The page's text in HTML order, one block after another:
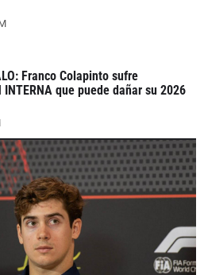
Franco Colapinto sufre
INTERNA que puede dañar su 2026